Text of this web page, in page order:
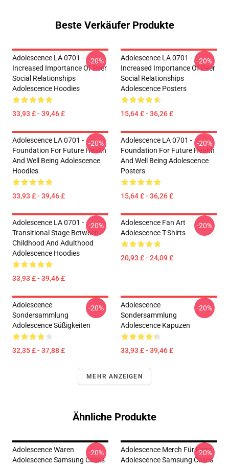
Beste Verkäufer Produkte
Adolescence LA 0701 -
Increased Importance Of Peer
Social Relationships
Adolescence Hoodies
33,93 £ - 39,46 £
-20%
Adolescence LA 0701 -
Increased Importance Of Peer
Social Relationships
Adolescence Posters
15,64 £ - 36,26 £
-20%
Adolescence LA 0701 -
Foundation For Future Health
And Well Being Adolescence
Hoodies
33,93 £ - 39,46 £
-20%
Adolescence LA 0701 -
Foundation For Future Health
And Well Being Adolescence
Posters
15,64 £ - 36,26 £
-20%
Adolescence LA 0701 -
Transitional Stage Between
Childhood And Adulthood
Adolescence Hoodies
33,93 £ - 39,46 £
-20%
Adolescence Fan Art
Adolescence T-Shirts
20,93 £ - 24,09 £
-20%
Adolescence
Sondersammlung
Adolescence Süßigkeiten
32,35 £ - 37,88 £
-20%
Adolescence
Sondersammlung
Adolescence Kapuzen
33,93 £ - 39,46 £
-20%
MEHR ANZEIGEN
Ähnliche Produkte
Adolescence Waren
Adolescence Samsung Cases
-20%
Adolescence Merch Für Fans
Adolescence Samsung Cases
-20%